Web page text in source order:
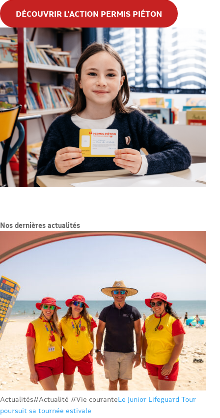
DÉCOUVRIR L'ACTION PERMIS PIÉTON
Nos dernières actualités
Actualités#Actualité #Vie couranteLe Junior Lifeguard Tour
poursuit sa tournée estivale